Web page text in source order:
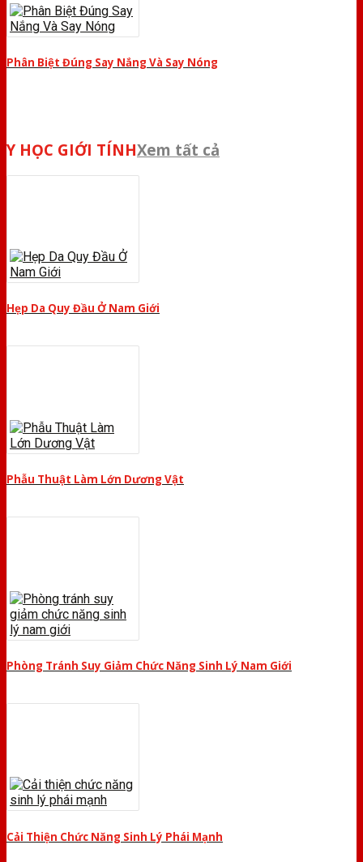
Phân Biệt Đúng Say Nắng Và Say Nóng
Y HỌC GIỚI TÍNHXem tất cả
Hẹp Da Quy Đầu Ở Nam Giới
Phẫu Thuật Làm Lớn Dương Vật
Phòng Tránh Suy Giảm Chức Năng Sinh Lý Nam Giới
Cải Thiện Chức Năng Sinh Lý Phái Mạnh